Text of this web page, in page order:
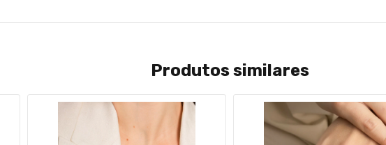
Produtos similares